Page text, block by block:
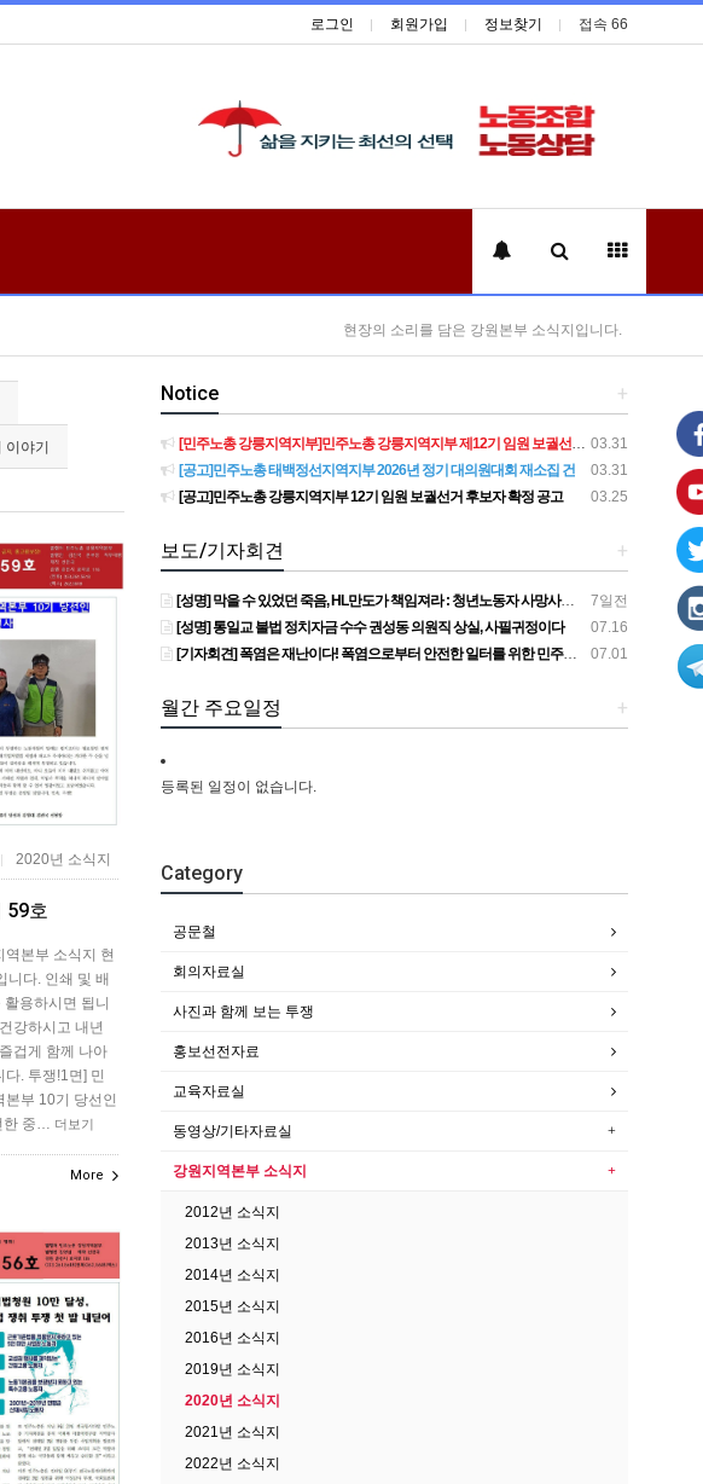
로그인 회원가입 정보찾기 접속 66
현장의 소리를 담은 강원본부 소식지입니다.
야기
2020년 소식지
59호
역본부 소식지 현
니다. 인쇄 및 배
용하시면 됩니
강하시고 내년
겁게 함께 나아
다. 투쟁!1면] 민
본부 10기 당선인
한 중… 더보기
More
+
Notice
03.31
[민주노총 강릉지역지부]민주노총 강릉지역지부 제12기 임원 보궐선거결과 공고
03.31
[공고]민주노총 태백정선지역지부 2026년 정기 대의원대회 재소집 건
03.25
[공고]민주노총 강릉지역지부 12기 임원 보궐선거 후보자 확정 공고
+
보도/기자회견
7일전
[성명] 막을 수 있었던 죽음, HL만도가 책임져라 : 청년노동자 사망사고의 철저한 진상규명과 재발방지 대책 마련하라
07.16
[성명] 통일교 불법 정치자금 수수 권성동 의원직 상실, 사필귀정이다
07.01
[기자회견] 폭염은 재난이다! 폭염으로부터 안전한 일터를 위한 민주노총 강원지역본부 폭염감시단 선포 기자회견
+
월간 주요일정
등록된 일정이 없습니다.
Category
공문철
회의자료실
사진과 함께 보는 투쟁
홍보선전자료
교육자료실
동영상/기타자료실
강원지역본부 소식지
2012년 소식지
2013년 소식지
2014년 소식지
2015년 소식지
2016년 소식지
2019년 소식지
2020년 소식지
2021년 소식지
2022년 소식지